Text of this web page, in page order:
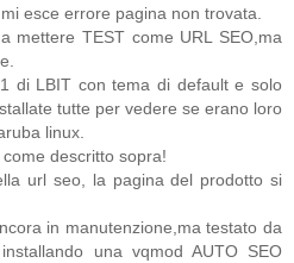
esce errore pagina non trovata.
mettere TEST come URL SEO,ma
di LBIT con tema di default e solo
tutte per vedere se erano loro
linux.
descritto sopra!
url seo, la pagina del prodotto si
in manutenzione,ma testato da
una vqmod AUTO SEO